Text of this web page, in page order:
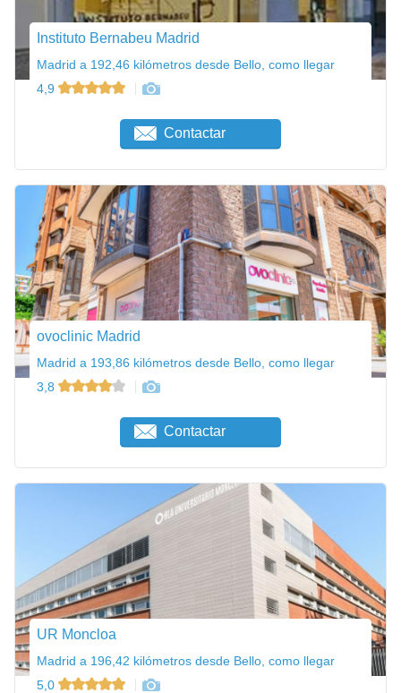
Instituto Bernabeu Madrid
Madrid a 192,46 kilómetros desde Bello, como llegar
4,9
Contactar
ovoclinic Madrid
Madrid a 193,86 kilómetros desde Bello, como llegar
3,8
Contactar
UR Moncloa
Madrid a 196,42 kilómetros desde Bello, como llegar
5,0